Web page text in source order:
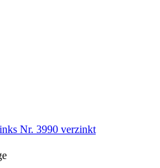
Nr. 3990 verzinkt